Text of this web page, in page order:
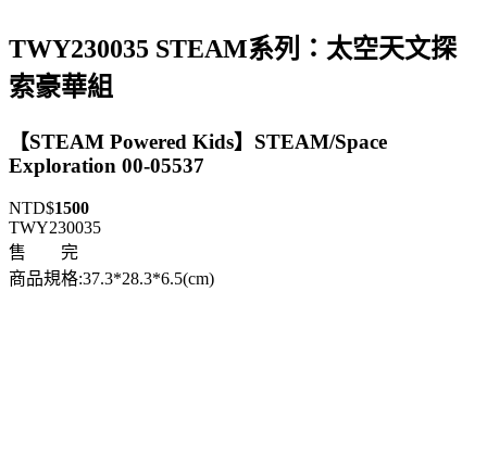
TWY230035 STEAM系列：太空天文探
索豪華組
【STEAM Powered Kids】STEAM/Space
Exploration 00-05537
NTD$1500
TWY230035
售 完
商品規格:37.3*28.3*6.5(cm)